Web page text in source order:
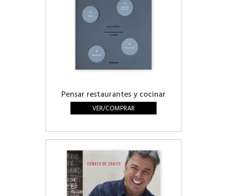
Pensar restaurantes y cocinar
VER/COMPRAR